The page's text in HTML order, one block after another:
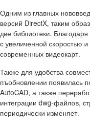
Одним из главных
версий DirectX, таким
две библиотеки.
с увеличенной скоростью
современных видеокарт.
Также для удобства
пъобновлении появилась
AutoCAD, а также
интеграции dwg-файлов,
периодически изменяет.